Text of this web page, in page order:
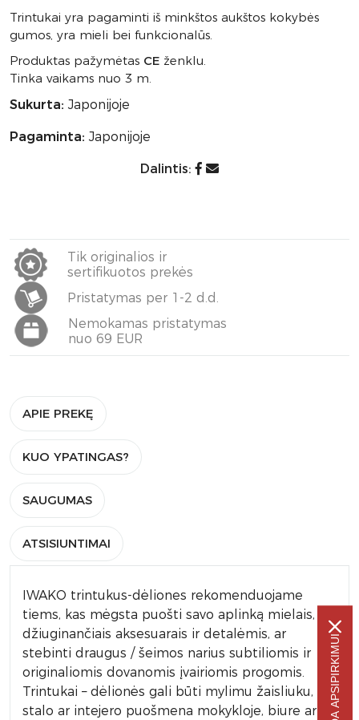
Trintukai yra pagaminti iš minkštos aukštos kokybės
gumos, yra mieli bei funkcionalūs.
Produktas pažymėtas CE ženklu.
Tinka vaikams nuo 3 m.
Sukurta: Japonijoje
Pagaminta: Japonijoje
Dalintis:
Tik originalios ir
sertifikuotos prekės
Pristatymas per 1-2 d.d.
Nemokamas pristatymas
nuo 69 EUR
APIE PREKĘ
KUO YPATINGAS?
SAUGUMAS
ATSISIUNTIMAI
IWAKO trintukus-dėliones rekomenduojame
tiems, kas mėgsta puošti savo aplinką mielais, akį
džiuginančiais aksesuarais ir detalėmis, ar
stebinti draugus / šeimos narius subtiliomis ir
originaliomis dovanomis įvairiomis progomis.
Trintukai – dėlionės gali būti mylimu žaisliuku,
stalo ar intejero puošmena mokykloje, biure ar